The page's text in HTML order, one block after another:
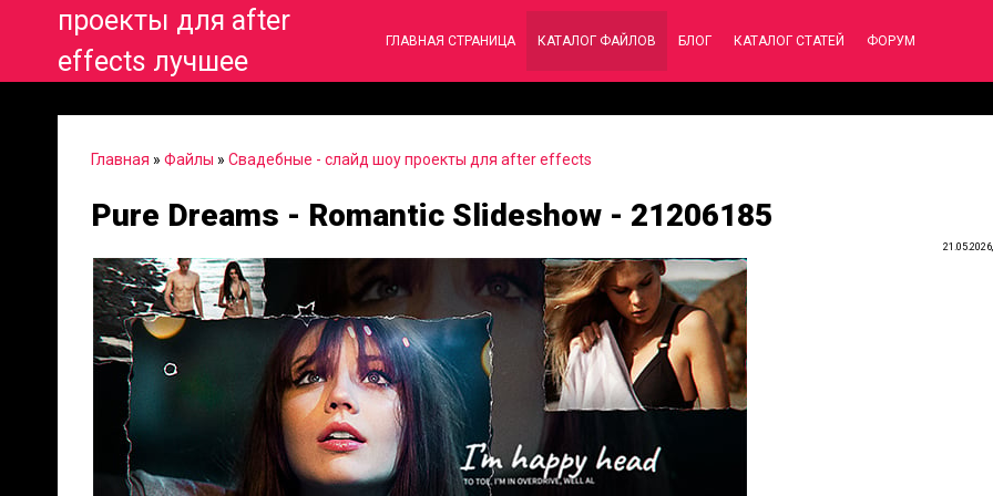
проекты для after
effects лучшее
ГЛАВНАЯ СТРАНИЦА КАТАЛОГ ФАЙЛОВ БЛОГ КАТАЛОГ СТАТЕЙ ФОРУМ
Главная » Файлы » Свадебные - слайд шоу проекты для after effects
Pure Dreams - Romantic Slideshow - 21206185